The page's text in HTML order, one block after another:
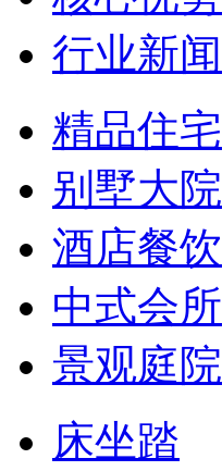
行业新闻
精品住宅
别墅大院
酒店餐饮
中式会所
景观庭院
床坐踏